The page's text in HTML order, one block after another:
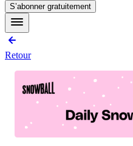
S’abonner gratuitement
Retour